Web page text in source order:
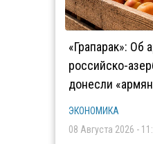
«Грапарак»: Об
российско-
донесли
ЭКОНОМИКА
08 Августа 2026 -